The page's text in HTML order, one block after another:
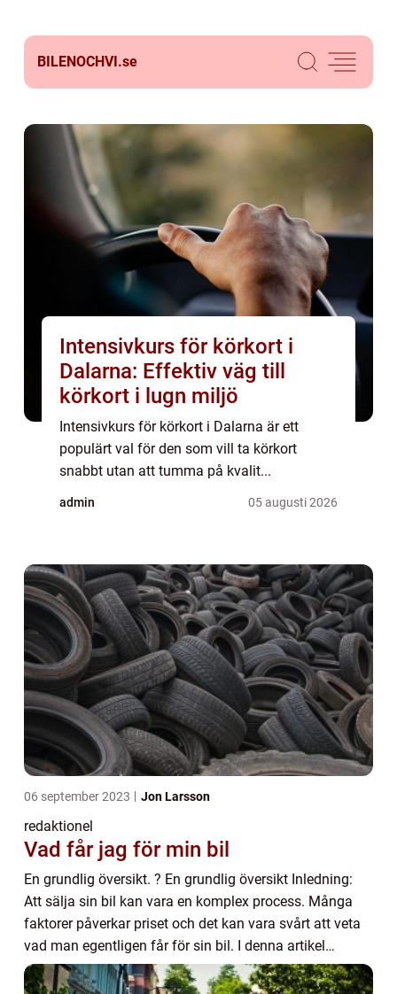
BILENOCHVI.se
Intensivkurs för körkort i
Dalarna: Effektiv väg till
körkort i lugn miljö
Intensivkurs för körkort i Dalarna är ett
populärt val för den som vill ta körkort
snabbt utan att tumma på kvalit...
admin 05 augusti 2026
06 september 2023 Jon Larsson
redaktionel
Vad får jag för min bil
En grundlig översikt. ? En grundlig översikt Inledning:
Att sälja sin bil kan vara en komplex process. Många
faktorer påverkar priset och det kan vara svårt att veta
vad man egentligen får för sin bil. I denna artikel
kommer vi ge en grundlig översik...